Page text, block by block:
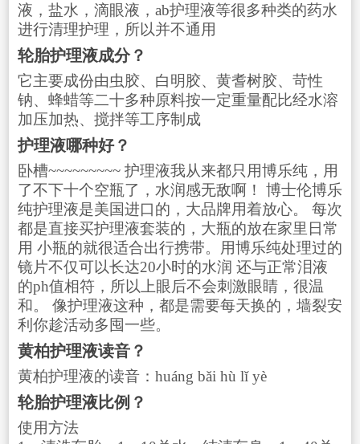
液，盐水，滴眼液，ab护理液等很多种类的药水
进行清理护理，所以并不通用
轮胎护理液成分？
它主要成份由虫胶、白明胶、黄耆树胶、苛性
钠、蜂蜡等二十多种原料按一定重量配比经水溶
加压加热、搅拌等工序制成
护理液哪种好？
卧槽~~~~~~~~~ 护理液我从来都只用博乐纯，用
了不下十个空瓶了，水润感无敌啊！ 博士伦博乐
纯护理液是美国进口的，大品牌用着放心。 每次
都是直接买护理液套装的，大瓶的放在家里日常
用 小瓶的就很适合出行携带。用博乐纯处理过的
镜片不仅可以长达20小时的水润 还与正常泪液
的ph值相符，所以上眼后不会刺激眼睛，很温
和。 像护理液这种，都是需要每天换的，墙裂安
利你趁活动多囤一些。
黄柏护理液读音？
黄柏护理液的读音：huáng bǎi hù lǐ yè
轮胎护理液比例？
使用方法